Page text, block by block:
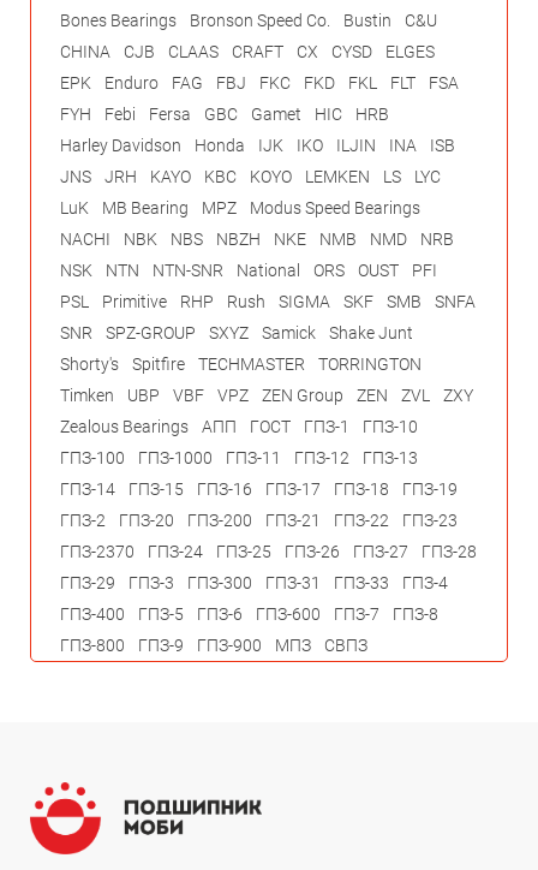
Bones Bearings
Bronson Speed Co. Bustin
C&U
CHINA
CJB CLAAS CRAFT CX CYSD
ELGES
EPK
Enduro FAG FBJ FKC FKD FKL FLT
FSA
FYH
Febi Fersa GBC Gamet HIC
HRB
Harley Davidson
Honda IJK IKO ILJIN INA
ISB
JNS
JRH KAYO KBC KOYO LEMKEN LS
LYC
LuK
MB Bearing MPZ
Modus Speed Bearings
NACHI
NBK NBS NBZH NKE NMB NMD
NRB
NSK
NTN NTN-SNR National ORS OUST
PFI
PSL
Primitive RHP Rush SIGMA SKF SMB
SNFA
SNR
SPZ-GROUP SXYZ Samick
Shake Junt
Shorty's
Spitfire TECHMASTER
TORRINGTON
Timken
UBP VBF VPZ ZEN Group ZEN ZVL
ZXY
Zealous Bearings
АПП ГОСТ ГПЗ-1
ГПЗ-10
ГПЗ-100
ГПЗ-1000 ГПЗ-11 ГПЗ-12
ГПЗ-13
ГПЗ-14
ГПЗ-15 ГПЗ-16 ГПЗ-17 ГПЗ-18
ГПЗ-19
ГПЗ-2
ГПЗ-20 ГПЗ-200 ГПЗ-21 ГПЗ-22
ГПЗ-23
ГПЗ-2370
ГПЗ-24 ГПЗ-25 ГПЗ-26 ГПЗ-27
ГПЗ-28
ГПЗ-29
ГПЗ-3 ГПЗ-300 ГПЗ-31 ГПЗ-33
ГПЗ-4
ГПЗ-400
ГПЗ-5 ГПЗ-6 ГПЗ-600 ГПЗ-7
ГПЗ-8
ГПЗ-800
ГПЗ-9 ГПЗ-900 МПЗ СВПЗ